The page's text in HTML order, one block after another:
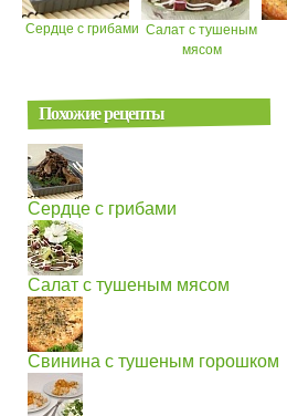
Сердце с грибами Салат с тушеным
мясом
Похожие рецепты
Сердце с грибами
Салат с тушеным мясом
Свинина с тушеным горошком